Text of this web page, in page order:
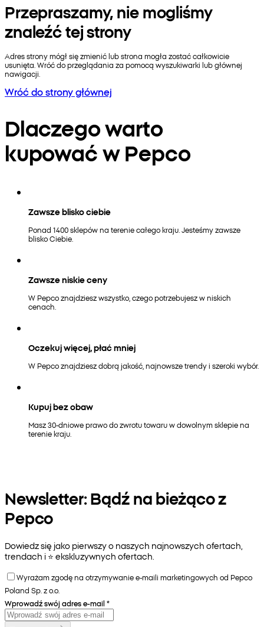
Przepraszamy, nie mogliśmy
znaleźć tej strony
Adres strony mógł się zmienić lub strona mogła zostać całkowicie
usunięta. Wróć do przeglądania za pomocą wyszukiwarki lub głównej
nawigacji.
Wróć do strony głównej
Dlaczego warto
kupować w Pepco
Zawsze blisko ciebie
Ponad 1400 sklepów na terenie całego kraju. Jesteśmy zawsze
blisko Ciebie.
Zawsze niskie ceny
W Pepco znajdziesz wszystko, czego potrzebujesz w niskich
cenach.
Oczekuj więcej, płać mniej
W Pepco znajdziesz dobrą jakość, najnowsze trendy i szeroki wybór.
Kupuj bez obaw
Masz 30-dniowe prawo do zwrotu towaru w dowolnym sklepie na
terenie kraju.
Newsletter: Bądź na bieżąco z
Pepco
Dowiedz się jako pierwszy o naszych najnowszych ofertach,
trendach i ⭐️ ekskluzywnych ofertach.
Wyrażam zgodę na otrzymywanie e-maili marketingowych od Pepco
Poland Sp. z o.o.
Wprowadź swój adres e-mail *